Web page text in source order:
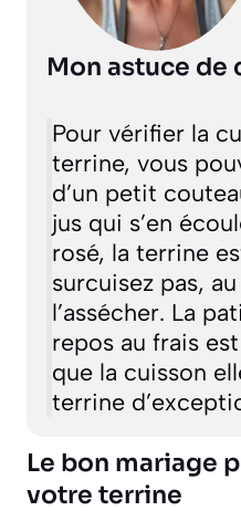
Mon astuce de
Pour vérifier la
terrine, vous
d’un petit
jus qui s’en
rosé, la terrine
surcuisez pas,
l’assécher. La
repos au frais
que la cuisson
terrine
Le bon mariage
votre terrine